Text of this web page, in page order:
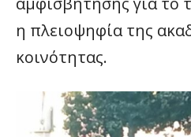
η πλειοψηφία της
κοινότητας.